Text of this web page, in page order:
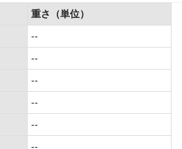
重さ（単位）
--
--
--
--
--
--